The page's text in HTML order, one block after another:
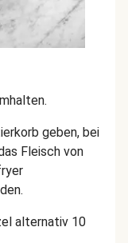
geben, bei
Fleisch von
alternativ 10